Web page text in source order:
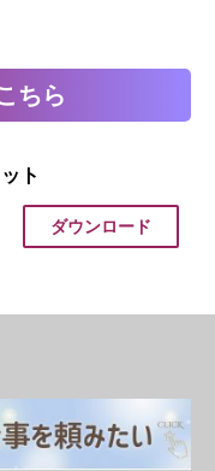
ちら
ト
ダウンロード